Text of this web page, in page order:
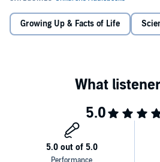
Growing Up & Facts of Life